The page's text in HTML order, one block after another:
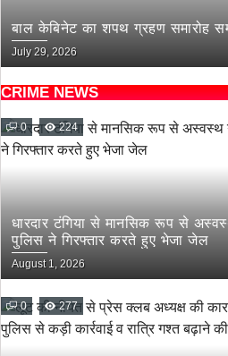
बाल केबिनेट का शपथ ग्रहण समारोह
July 29, 2026
CRIME NEWS
0 224
धारदार टंगिया से मानसिक रूप से
पुलिस ने गिरफ्तार करते हुए भेजा जेल
August 1, 2026
0 277